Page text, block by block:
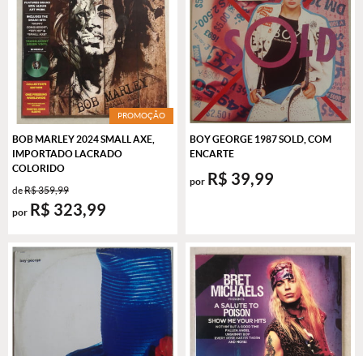
PROMOÇÃO
BOB MARLEY 2024 SMALL AXE,
IMPORTADO LACRADO
COLORIDO
deR$ 359,99
por R$ 323,99
BOY GEORGE 1987 SOLD, COM
ENCARTE
por R$ 39,99